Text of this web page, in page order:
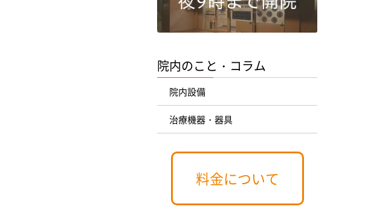
院内のこと・コラム
院内設備
治療機器・器具
料金について